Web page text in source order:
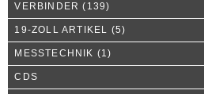
VERBINDER (139)
19-ZOLL ARTIKEL (5)
MESSTECHNIK (1)
CDS